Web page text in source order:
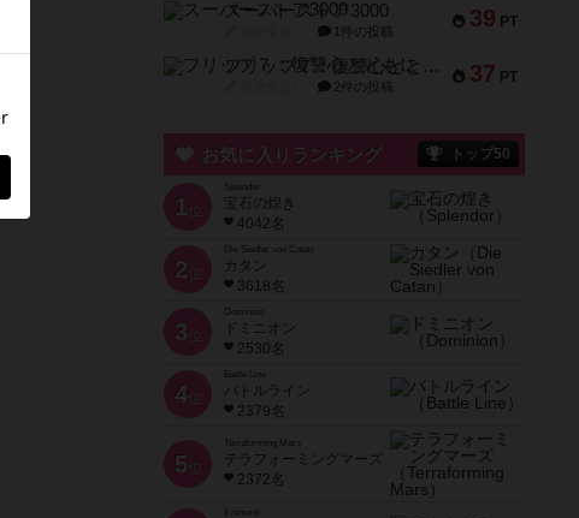
39 PT
スーパーストア3000
1件の投稿
37 PT
フリップ７：復讐心とともに
2件の投稿
お気に入りランキング トップ50
1 位
宝石の煌き
4042名
2 位
Die Siedler von Catan
カタン
3618名
3 位
ドミニオン
2530名
4位
Battle Line
バトルライン
2379名
5 位
Terraforming Mars
テラフォーミングマーズ
2372名